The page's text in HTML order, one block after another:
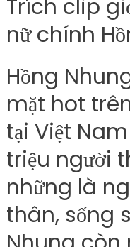
Trích clip
nữ chính
Hồng
mặt hot
tại Việt
triệu người
những là
thân, sống